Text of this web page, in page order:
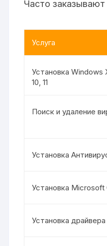
Часто заказывают
Услуга
Установка Windows
10, 11
Поиск и удаление
Установка
Установка Microsoft
Установка драйвера